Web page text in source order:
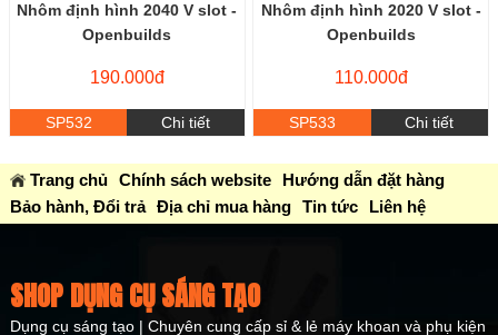
Nhôm định hình 2040 V slot -
Openbuilds
190.000đ
SP532 Chi tiết
Nhôm định hình 2020 V slot -
Openbuilds
110.000đ
SP533 Chi tiết
Trang chủ Chính sách website
Hướng dẫn đặt hàng
Bảo hành, Đổi trả Địa chỉ mua hàng Tin tức Liên hệ
SHOP DỤNG CỤ SÁNG TẠO
Dụng cụ sáng tạo | Chuyên cung cấp sỉ & lẻ máy khoan và phụ kiện